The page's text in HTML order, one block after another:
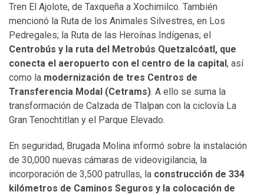
Tren El Ajolote, de Taxqueña a Xochimilco. También
mencionó la Ruta de los Animales Silvestres, en Los
Pedregales; la Ruta de las Heroínas Indígenas; el
Centrobús y la ruta del Metrobús Quetzalcóatl, que
conecta el aeropuerto con el centro de la capital, así
como la modernización de tres Centros de
Transferencia Modal (Cetrams). A ello se suma la
transformación de Calzada de Tlalpan con la ciclovía La
Gran Tenochtitlan y el Parque Elevado.
En seguridad, Brugada Molina informó sobre la instalación
de 30,000 nuevas cámaras de videovigilancia, la
incorporación de 3,500 patrullas, la construcción de 334
kilómetros de Caminos Seguros y la colocación de